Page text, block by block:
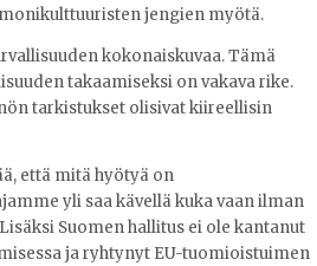
jengien myötä.
kokonaiskuvaa. Tämä
takaamiseksi on vakava rike.
tarkistukset olisivat kiireellisin
että mitä hyötyä on
yli saa kävellä kuka vaan ilman
Suomen hallitus ei ole kantanut
ja ryhtynyt EU-tuomioistuimen